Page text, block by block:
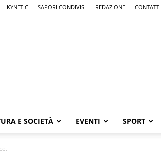
KYNETIC SAPORI CONDIVISI REDAZIONE CONTATTI
E SOCIETÀ EVENTI SPORT